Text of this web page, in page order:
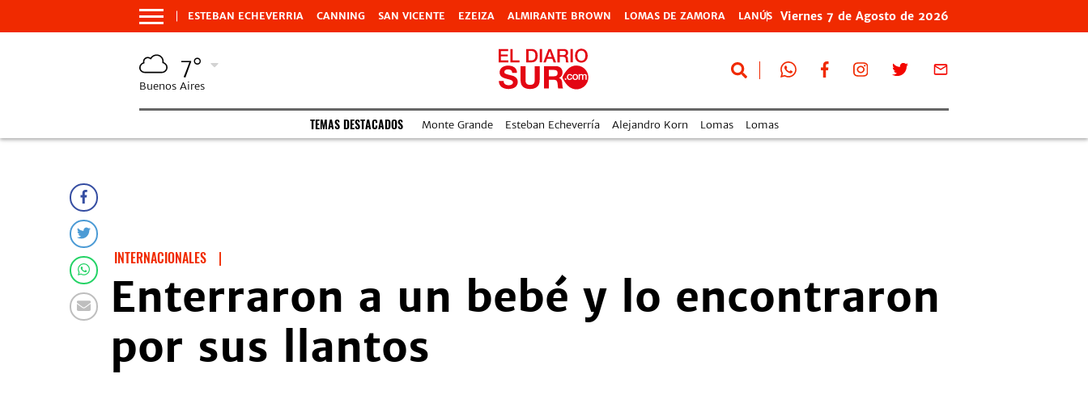
ESTEBAN ECHEVERRIA CANNING SAN VICENTE EZEIZA ALMIRANTE BROWN LOMAS DE ZAMORA LANÚS Viernes 7 de Agosto de 2026
7°
Buenos Aires
TEMAS DESTACADOS Monte Grande Esteban Echeverría Alejandro Korn Lomas Lomas
INTERNACIONALES |
Enterraron a un bebé y lo encontraron
por sus llantos